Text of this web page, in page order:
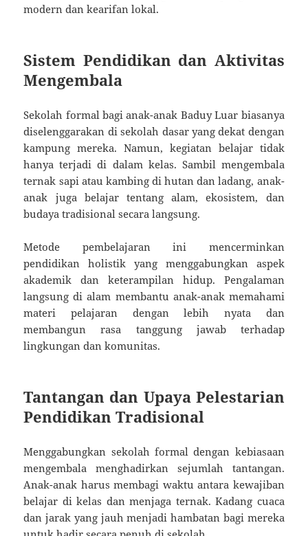
modern dan kearifan lokal.
Sistem Pendidikan dan Aktivitas
Mengembala
Sekolah formal bagi anak-anak Baduy Luar biasanya
diselenggarakan di sekolah dasar yang dekat dengan
kampung mereka. Namun, kegiatan belajar tidak
hanya terjadi di dalam kelas. Sambil mengembala
ternak sapi atau kambing di hutan dan ladang, anak-
anak juga belajar tentang alam, ekosistem, dan
budaya tradisional secara langsung.
Metode pembelajaran ini mencerminkan
pendidikan holistik yang menggabungkan aspek
akademik dan keterampilan hidup. Pengalaman
langsung di alam membantu anak-anak memahami
materi pelajaran dengan lebih nyata dan
membangun rasa tanggung jawab terhadap
lingkungan dan komunitas.
Tantangan dan Upaya Pelestarian
Pendidikan Tradisional
Menggabungkan sekolah formal dengan kebiasaan
mengembala menghadirkan sejumlah tantangan.
Anak-anak harus membagi waktu antara kewajiban
belajar di kelas dan menjaga ternak. Kadang cuaca
dan jarak yang jauh menjadi hambatan bagi mereka